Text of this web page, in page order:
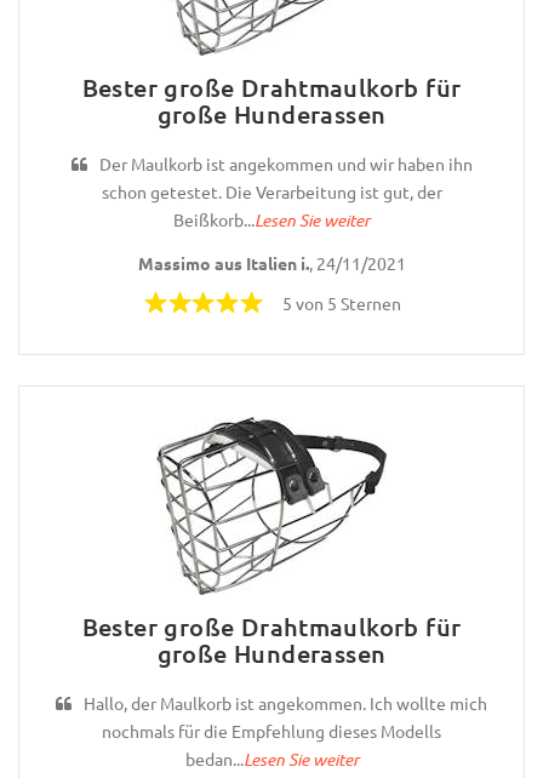
Bester große Drahtmaulkorb für
große Hunderassen
Der Maulkorb ist angekommen und wir haben ihn
schon getestet. Die Verarbeitung ist gut, der
Beißkorb...Lesen Sie weiter
Massimo aus Italien i., 24/11/2021
5 von 5 Sternen
Bester große Drahtmaulkorb für
große Hunderassen
Hallo, der Maulkorb ist angekommen. Ich wollte mich
nochmals für die Empfehlung dieses Modells
bedan...Lesen Sie weiter